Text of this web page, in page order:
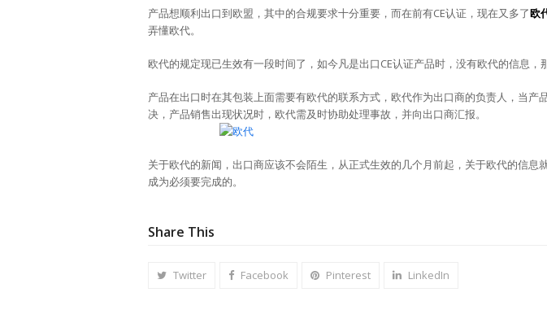
产品想顺利出口到欧盟，其中的合规要求十分重要，而在前有CE认证，现在又多了欧
弄懂欧代。
欧代的规定现已生效有一段时间了，如今凡是出口CE认证产品时，没有欧代的信息，
产品在出口时在其包装上面需要有欧代的联系方式，欧代作为出口商的负责人，当产
决，产品销售出现状况时，欧代需及时协助处理事故，并向出口商汇报。
关于欧代的新闻，出口商应该不会陌生，从正式生效的几个月前起，关于欧代的信息
成为必须要完成的。
Share This
Twitter Facebook Pinterest LinkedIn